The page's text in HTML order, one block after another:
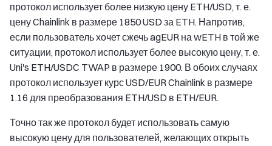
протокол использует более низкую цену ETH/USD, т. е.
цену Chainlink в размере 1850 USD за ETH. Напротив,
если пользователь хочет сжечь agEUR на wETH в той же
ситуации, протокол использует более высокую цену, т. е.
Uni's ETH/USDC TWAP в размере 1900. В обоих случаях
протокол использует курс USD/EUR Chainlink в размере
1.16 для преобразования ETH/USD в ETH/EUR.
Точно так же протокол будет использовать самую
высокую цену для пользователей, желающих открыть